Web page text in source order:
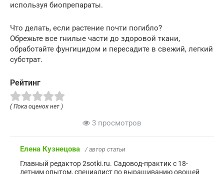
используя биопрепараты.
Что делать, если растение почти погибло?
Обрежьте все гнилые части до здоровой ткани,
обработайте фунгицидом и пересадите в свежий, легкий
субстрат.
Рейтинг
( Пока оценок нет )
3 просмотров
Елена Кузнецова / автор статьи
Главный редактор 2sotki.ru. Садовод-практик с 18-
летним опытом, специалист по выращиванию овощей